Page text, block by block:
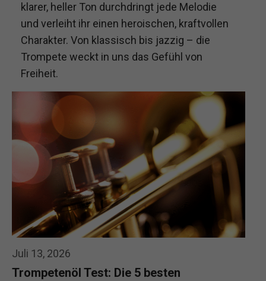
klarer, heller Ton durchdringt jede Melodie
und verleiht ihr einen heroischen, kraftvollen
Charakter. Von klassisch bis jazzig – die
Trompete weckt in uns das Gefühl von
Freiheit.
Juli 13, 2026
Trompetenöl Test: Die 5 besten